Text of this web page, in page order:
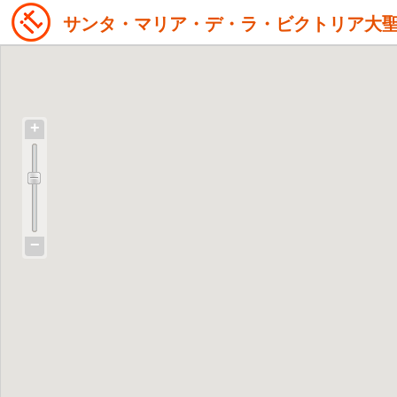
サンタ・マリア・デ・ラ・ビクトリア大
+
−